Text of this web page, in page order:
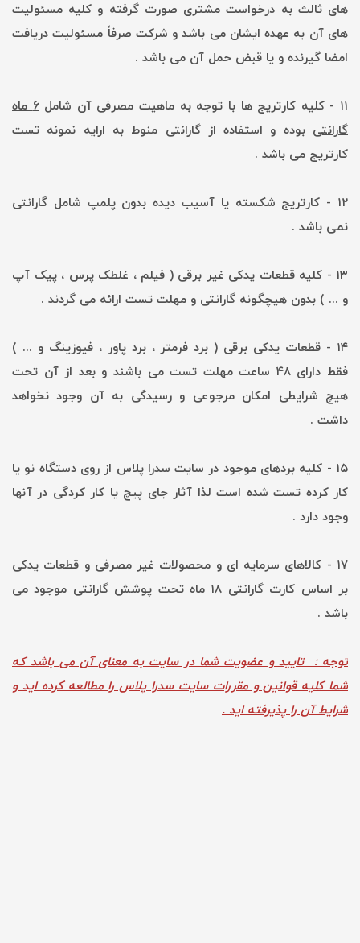
های ثالث به درخواست مشتری صورت گرفته و کلیه مسئولیت
های آن به عهده ایشان می باشد و شرکت صرفاً مسئولیت دریافت
امضا گیرنده و یا قبض حمل آن می باشد .
۱۱ - کلیه کارتریج ها با توجه به ماهیت مصرفی آن شامل
۶ ماه
گارانتی بوده و استفاده از گارانتی منوط به ارایه نمونه تست
کارتریج می باشد .
۱۲ - کارتریج شکسته یا آسیب دیده بدون پلمپ شامل گارانتی
نمی باشد .
۱۳ - کلیه قطعات یدکی غیر برقی ( فیلم ، غلطک پرس ، پیک آپ
و ... ) بدون هیچگونه گارانتی و مهلت تست ارائه می گردند .
۱۴ - قطعات یدکی برقی ( برد فرمتر ، برد پاور ، فیوزینگ و ... )
فقط دارای ۴۸ ساعت مهلت تست می باشند و بعد از آن تحت
هیچ شرایطی امکان مرجوعی و رسیدگی به آن وجود نخواهد
داشت .
۱۵ - کلیه بردهای موجود در سایت سدرا پلاس از روی دستگاه نو یا
کار کرده تست شده است لذا آثار جای پیچ یا کار کردگی در آنها
وجود دارد .
۱۷ - کالاهای سرمایه ای و محصولات غیر مصرفی و قطعات یدکی
بر اساس کارت گارانتی ۱۸ ماه تحت پوشش گارانتی موجود می
باشد .
توجه : تایید و عضویت شما در سایت به معنای آن می باشد که
شما کلیه قوانین و مقررات سایت سدرا پلاس را مطالعه کرده اید و
شرایط آن را پذیرفته اید .